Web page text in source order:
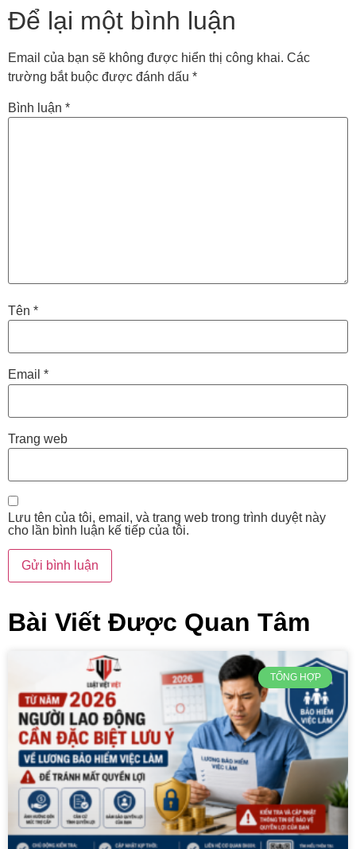
Để lại một bình luận
Email của bạn sẽ không được hiển thị công khai. Các
trường bắt buộc được đánh dấu *
Bình luận *
Tên *
Email *
Trang web
Lưu tên của tôi, email, và trang web trong trình duyệt này
cho lần bình luận kế tiếp của tôi.
Bài Viết Được Quan Tâm
TỔNG HỢP